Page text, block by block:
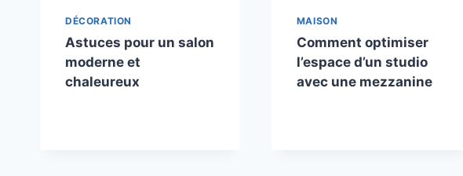
DÉCORATION
Astuces pour un salon
moderne et
chaleureux
MAISON
Comment optimiser
l’espace d’un studio
avec une mezzanine